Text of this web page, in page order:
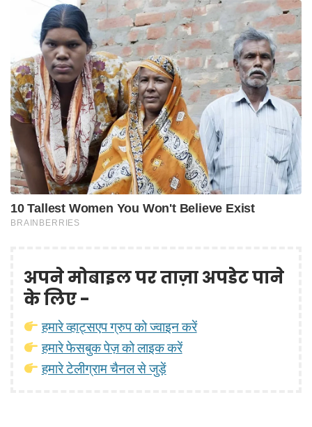
अपने मोबाइल पर ताज़ा अपडेट पाने
के लिए -
हमारे व्हाट्सएप ग्रुप को ज्वाइन करें
हमारे फेसबुक पेज़ को लाइक करें
हमारे टेलीग्राम चैनल से जुड़ें